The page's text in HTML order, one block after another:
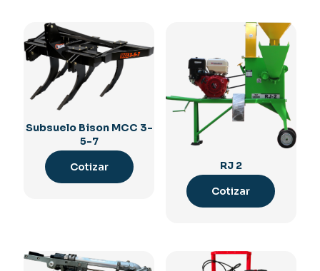
Subsuelo Bison MCC 3-
5-7
Cotizar
RJ 2
Cotizar